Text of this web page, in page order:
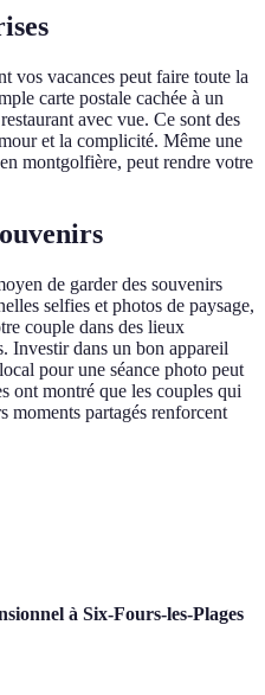
vos vacances peut faire toute la
carte postale cachée à un
avec vue. Ce sont des
et la complicité. Même une
montgolfière, peut rendre votre
de garder des souvenirs
selfies et photos de paysage,
couple dans des lieux
Investir dans un bon appareil
pour une séance photo peut
ont montré que les couples qui
moments partagés renforcent
à Six-Fours-les-Plages